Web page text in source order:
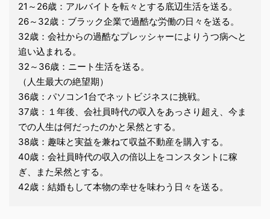
21～26歳：アルバイトを転々とする底辺生活を送る。
26～32歳：ブラック企業で過酷な労働の日々を送る。
32歳：会社からの過酷なプレッシャーによりうつ病へと
追い込まれる。
32～36歳：ニート生活を送る。
（人生最大の絶望期）
36歳：パソコン1台でネットビジネスに挑戦。
37歳：１年後、会社員時代の収入をあっさり超え、今ま
での人生は何だったのかと呆然とする。
38歳：趣味と実益を兼ねて収益不動産を購入する。
40歳：会社員時代の収入の倍以上をコンスタントに稼
ぎ、また呆然とする。
42歳：結婚もして本物の幸せを味わう日々を送る。